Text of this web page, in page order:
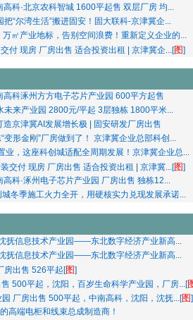
科·北京农科智城 1600平起售 双层厂房 均...
“尔湾生活”搬进固安！固大联科-京津冀企...
㎡产业地标，告别空间浪费！重新定义企业的...
付 现房 厂房出售 适合投资出租 | 京津冀企...[图]
科涿州方方电子芯片产业园 600平方起售
未来产业园 2800元/平起 3层独栋 1800平米...
京津冀AI发展增长极 | 固安研发厂房出售
变形金刚”厂房做到了！ 京津冀企业总部科创...
业，这座科创城适配全周期发展！京津冀企业总...
交付 现房 厂房出售 适合投资出租 | 京津冀...[图]
科·涿州电子芯片产业园 厂房出售 独栋12...
冬季施工火力全开，用硬核实力兑现发展承诺...
抚信息技术产业园——东北数字经济产业新高...
抚信息技术产业园——东北数字经济产业新高...
房出售 526平起[图]
500平起，沈阳，百岁生命科学产业园，厂房...[
厂房出售 500平起，中南高科，沈阳，沈抚...[图]
高端电柜和线束总成制造商！